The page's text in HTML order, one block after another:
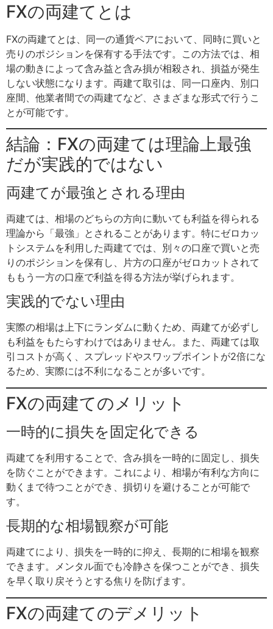
FXの両建てとは
FXの両建てとは、同一の通貨ペアにおいて、同時に買いと
売りのポジションを保有する手法です。この方法では、相
場の動きによって含み益と含み損が相殺され、損益が発生
しない状態になります。両建て取引は、同一口座内、別口
座間、他業者間での両建てなど、さまざまな形式で行うこ
とが可能です。
結論：FXの両建ては理論上最強
だが実践的ではない
両建てが最強とされる理由
両建ては、相場のどちらの方向に動いても利益を得られる
理論から「最強」とされることがあります。特にゼロカッ
トシステムを利用した両建てでは、別々の口座で買いと売
りのポジションを保有し、片方の口座がゼロカットされて
ももう一方の口座で利益を得る方法が挙げられます。
実践的でない理由
実際の相場は上下にランダムに動くため、両建てが必ずし
も利益をもたらすわけではありません。また、両建ては取
引コストが高く、スプレッドやスワップポイントが2倍にな
るため、実際には不利になることが多いです。
FXの両建てのメリット
一時的に損失を固定化できる
両建てを利用することで、含み損を一時的に固定し、損失
を防ぐことができます。これにより、相場が有利な方向に
動くまで待つことができ、損切りを避けることが可能で
す。
長期的な相場観察が可能
両建てにより、損失を一時的に抑え、長期的に相場を観察
できます。メンタル面でも冷静さを保つことができ、損失
を早く取り戻そうとする焦りを防げます。
FXの両建てのデメリット